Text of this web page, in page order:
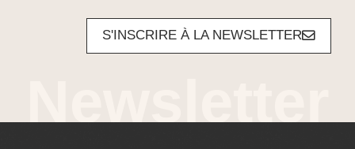
S'INSCRIRE À LA NEWSLETTER